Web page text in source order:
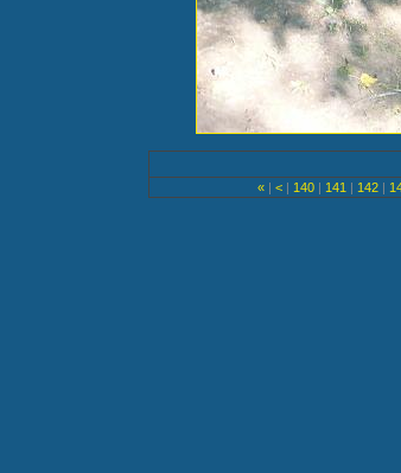
« | < | 140 | 141 | 142 |